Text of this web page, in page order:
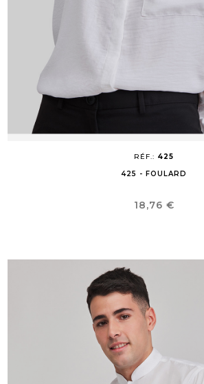
RÉF.: 425
425 - FOULARD
Prix
18,76 €